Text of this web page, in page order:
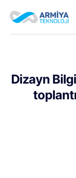
Dizayn